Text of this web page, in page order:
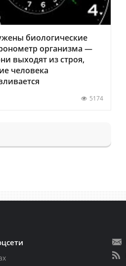
биологические
организма —
выходят из строя,
человека
5174